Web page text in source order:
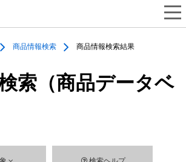
商品情報検索 商品情報検索結果
索（商品データベ